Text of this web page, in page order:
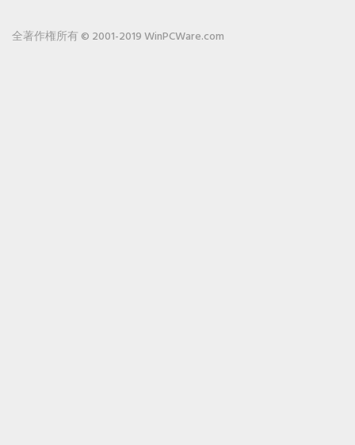
全著作権所有 © 2001-2019 WinPCWare.com